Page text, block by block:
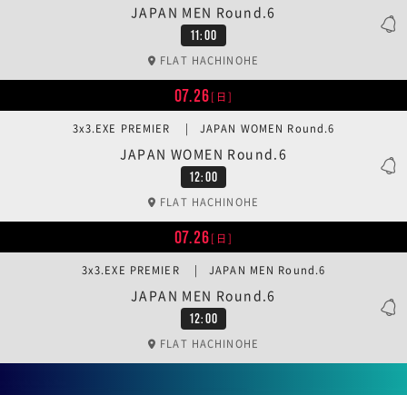
11:00
JAPAN MEN Round.6
FLAT HACHINOHE
07.26[日]
12:00
JAPAN WOMEN Round.6
3x3.EXE PREMIER | JAPAN WOMEN Round.6
FLAT HACHINOHE
07.26[日]
12:00
JAPAN MEN Round.6
3x3.EXE PREMIER | JAPAN MEN Round.6
FLAT HACHINOHE